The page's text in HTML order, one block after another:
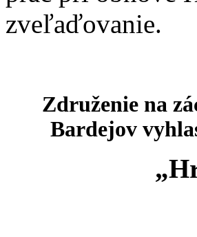
zveľaďovanie.
Združenie na
Bardejov